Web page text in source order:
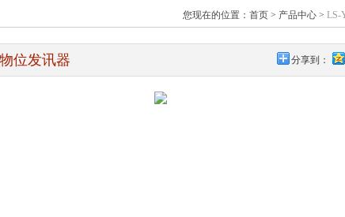
您现在的位置： 首页 > 产品中心 > LS-
位发讯器 分享到：